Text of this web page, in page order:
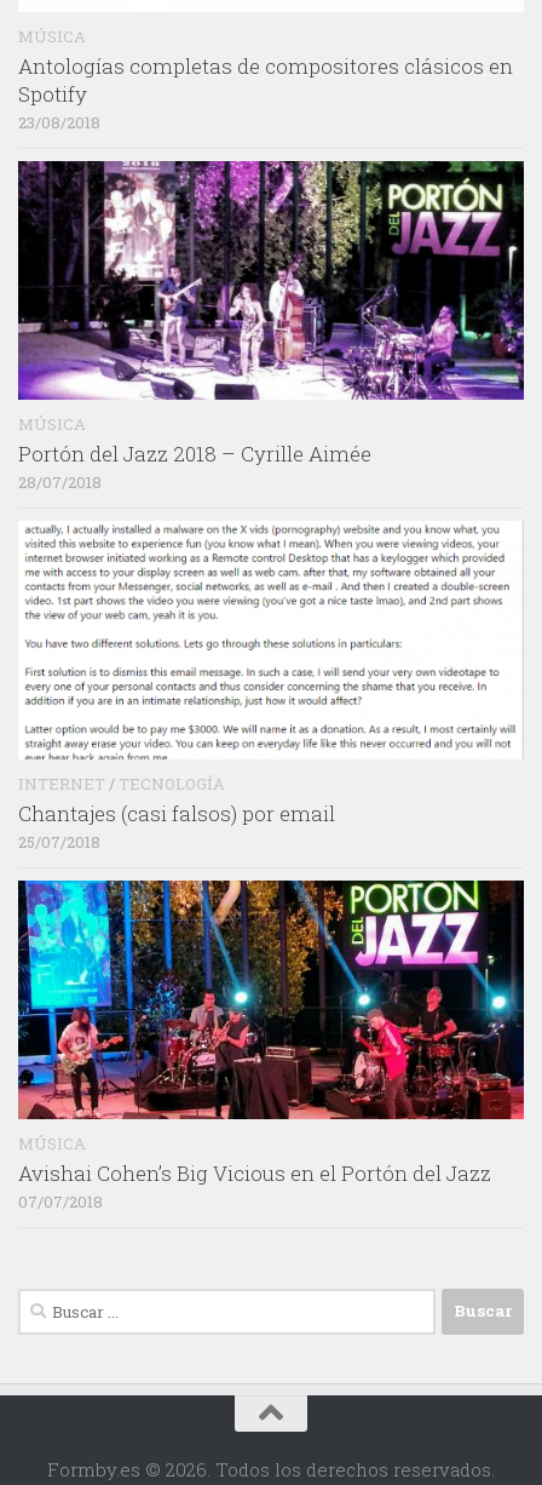
MÚSICA
Antologías completas de compositores clásicos en
Spotify
23/08/2018
MÚSICA
Portón del Jazz 2018 – Cyrille Aimée
28/07/2018
INTERNET / TECNOLOGÍA
Chantajes (casi falsos) por email
25/07/2018
MÚSICA
Avishai Cohen’s Big Vicious en el Portón del Jazz
07/07/2018
Buscar:
Formby.es © 2026. Todos los derechos reservados.